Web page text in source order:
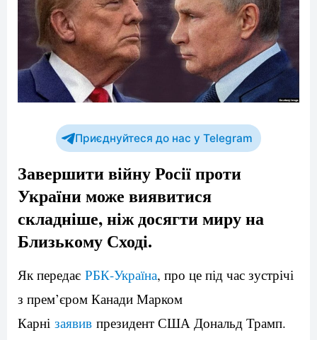
Приєднуйтеся до нас у Telegram
Завершити війну Росії проти
України може виявитися
складніше, ніж досягти миру на
Близькому Сході.
Як передає РБК-Україна, про це під час зустрічі
з прем’єром Канади Марком
Карні заявив президент США Дональд Трамп.